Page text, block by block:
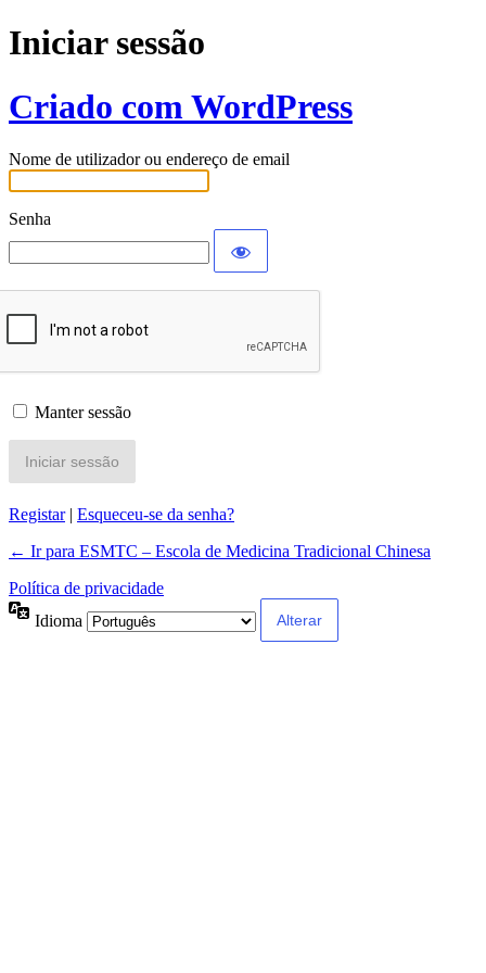
Iniciar sessão
Criado com WordPress
Nome de utilizador ou endereço de email
Senha
Manter sessão
Registar| Esqueceu-se da senha?
← Ir para ESMTC – Escola de Medicina Tradicional Chinesa
Política de privacidade
Idioma